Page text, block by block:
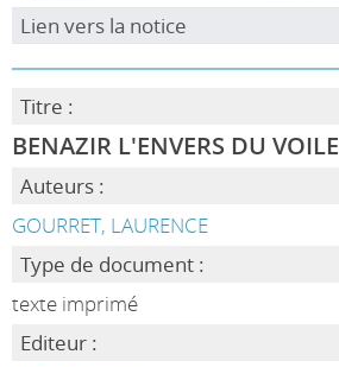
Lien vers la notice
Titre :
BENAZIR L'ENVERS DU VOILE
Auteurs :
GOURRET, LAURENCE
Type de document :
texte imprimé
Editeur :